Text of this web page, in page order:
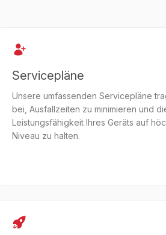
Servicepläne
Unsere umfassenden Servicepläne
bei, Ausfallzeiten zu minimieren und
Leistungsfähigkeit Ihres Geräts auf
Niveau zu halten.